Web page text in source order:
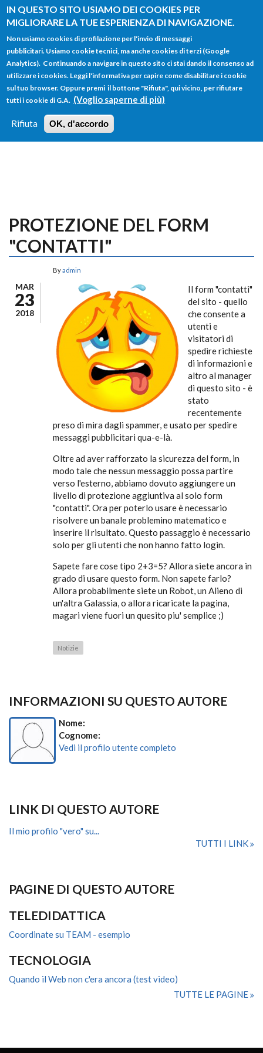
IN QUESTO SITO USIAMO DEI COOKIES PER
MIGLIORARE LA TUE ESPERIENZA DI NAVIGAZIONE.
Non usiamo cookies di profilazione per l'invio di messaggi
pubblicitari. Usiamo cookie tecnici, ma anche cookies di terzi (Google
Analytics). Continuando a navigare in questo sito ci stai dando il consenso ad
utilizzare i cookies. Leggi l'informativa per capire come disabilitare i cookie
sul tuo browser. Oppure premi il bottone "Rifiuta", qui vicino, per rifiutare
tutti i cookie di G.A. (Voglio saperne di più)
Rifiuta OK, d'accordo
Salta al contenuto principale
FORM
DI
RICERCA
Main menu
HOME TUTTI I PROFILI
LOGIN
PROTEZIONE DEL FORM
"CONTATTI"
MAR
23
2018
Byadmin
Il form "contatti"
del sito - quello
che consente a
utenti e
visitatori di
spedire richieste
di informazioni e
altro al manager
di questo sito - è
stato
recentemente
preso di mira dagli spammer, e usato per spedire
messaggi pubblicitari qua-e-là.
Oltre ad aver rafforzato la sicurezza del form, in
modo tale che nessun messaggio possa partire
verso l'esterno, abbiamo dovuto aggiungere un
livello di protezione aggiuntiva al solo form
"contatti". Ora per poterlo usare è necessario
risolvere un banale problemino matematico e
inserire il risultato. Questo passaggio è necessario
solo per gli utenti che non hanno fatto login.
Sapete fare cose tipo 2+3=5? Allora siete ancora in
grado di usare questo form. Non sapete farlo?
Allora probabilmente siete un Robot, un Alieno di
un'altra Galassia, o allora ricaricate la pagina,
magari viene fuori un quesito piu' semplice ;)
Notizie
INFORMAZIONI SU QUESTO AUTORE
Nome:
Cognome:
Vedi il profilo utente completo
LINK DI QUESTO AUTORE
Il mio profilo "vero" su...
TUTTI I LINK
PAGINE DI QUESTO AUTORE
TELEDIDATTICA
Coordinate su TEAM - esempio
TECNOLOGIA
Quando il Web non c'era ancora (test video)
TUTTE LE PAGINE